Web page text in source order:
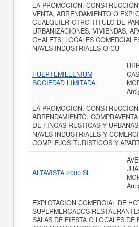
LA PROMOCION,
VENTA, ARRENDAMIENTO O
CUALQUIER OTRO TITULO DE
URBANIZACIONES, VIVIENDAS,
CHALETS, LOCALES
NAVES INDUSTRIALES O CU
FUERTEMILLENIUM
SOCIEDAD LIMITADA.
LA PROMOCION,
ARRENDAMIENTO,
DE FINCAS RUSTICAS Y
NAVES INDUSTRIALES Y
COMPLEJOS TURISTICOS Y
ALTAVISTA 2000 SL
EXPLOTACION COMERCIAL DE
SUPERMERCADOS
SALAS DE FIESTA O LOCALES DE